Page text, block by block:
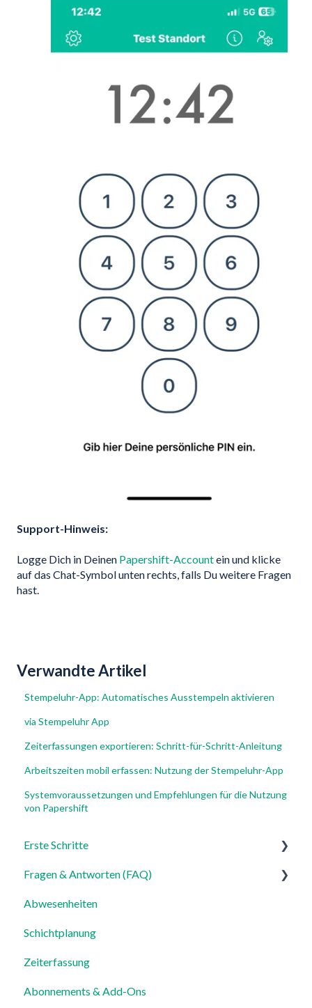
Support-Hinweis:
Logge Dich in Deinen Papershift-Accountein und klicke
auf das Chat-Symbol unten rechts, falls Du weitere Fragen
hast.
Verwandte Artikel
Stempeluhr-App: Automatisches Ausstempeln aktivieren
via Stempeluhr App
Zeiterfassungen exportieren: Schritt-für-Schritt-Anleitung
Arbeitszeiten mobil erfassen: Nutzung der Stempeluhr-App
Systemvoraussetzungen und Empfehlungen für die Nutzung
von Papershift
Erste Schritte
Für Admins
Für Mitarbeiter
Einstellungen
Fragen & Antworten (FAQ)
Login, Account & Sicherheit
Mitarbeiterverwaltung
Mitarbeiterprofile & Stammdaten
Standorte & Arbeitsbereiche
Abwesenheiten
Schichtplanung
Zeiterfassung
Abonnements & Add-Ons